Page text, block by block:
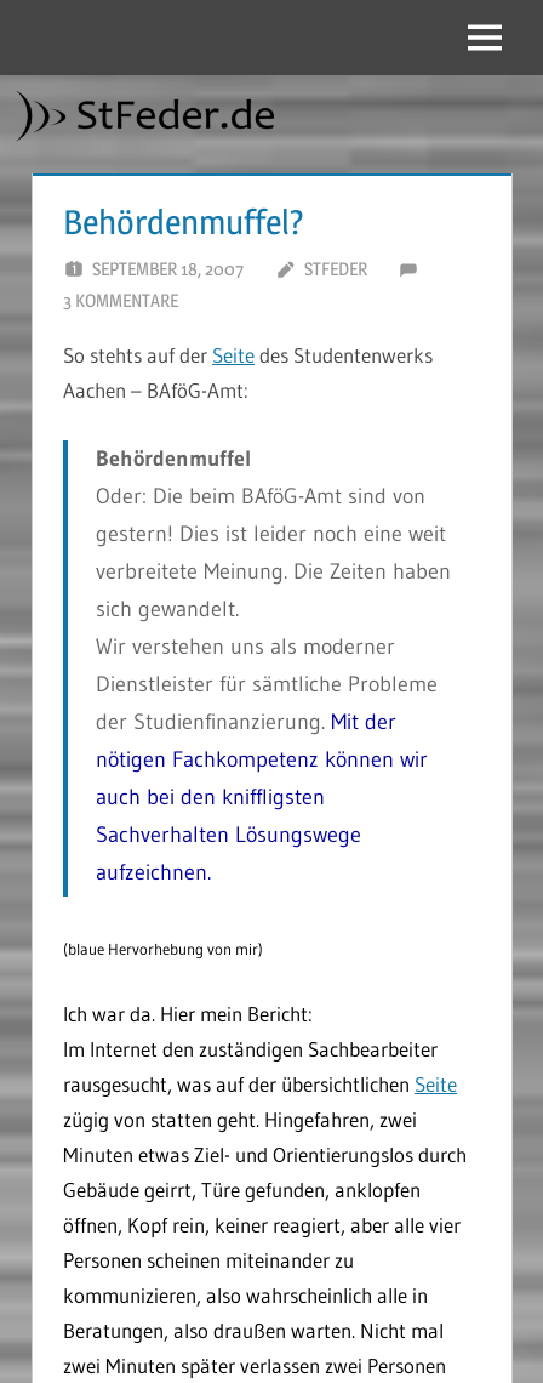
springen
Menü
Behördenmuffel?
SEPTEMBER 18, 2007
STFEDER
3 KOMMENTARE
So stehts auf der Seitedes Studentenwerks
Aachen – BAföG-Amt:
Behördenmuffel
Oder: Die beim BAföG-Amt sind von
gestern! Dies ist leider noch eine weit
verbreitete Meinung. Die Zeiten haben
sich gewandelt.
Wir verstehen uns als moderner
Dienstleister für sämtliche Probleme
der Studienfinanzierung. Mit der
nötigen Fachkompetenz können wir
auch bei den kniffligsten
Sachverhalten Lösungswege
aufzeichnen.
(blaue Hervorhebung von mir)
Ich war da. Hier mein Bericht:
Im Internet den zuständigen Sachbearbeiter
rausgesucht, was auf der übersichtlichen Seite
zügig von statten geht. Hingefahren, zwei
Minuten etwas Ziel- und Orientierungslos durch
Gebäude geirrt, Türe gefunden, anklopfen
öffnen, Kopf rein, keiner reagiert, aber alle vier
Personen scheinen miteinander zu
kommunizieren, also wahrscheinlich alle in
Beratungen, also draußen warten. Nicht mal
zwei Minuten später verlassen zwei Personen